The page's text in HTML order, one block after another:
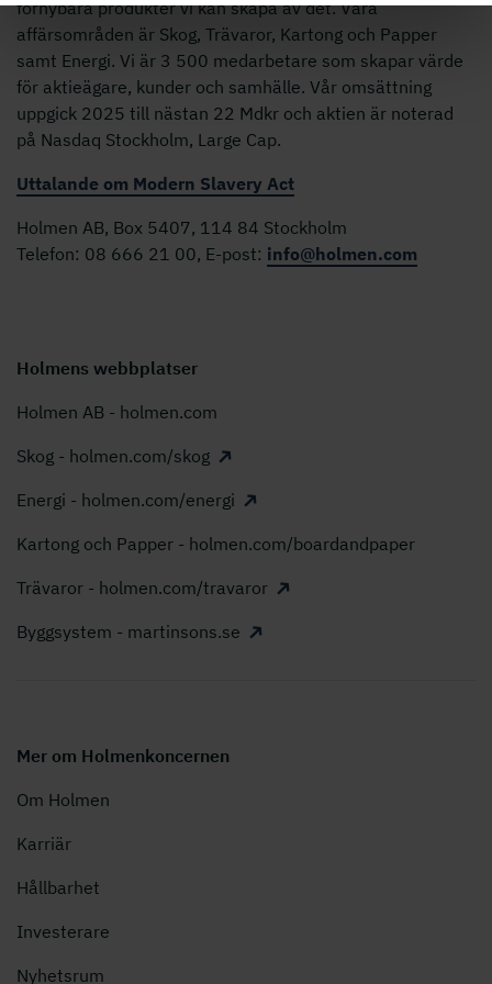
förnybara produkter vi kan skapa av det. Våra
affärsområden är Skog, Trävaror, Kartong och Papper
samt Energi. Vi är 3 500 medarbetare som skapar värde
för aktieägare, kunder och samhälle. Vår omsättning
uppgick 2025 till nästan 22 Mdkr och aktien är noterad
på Nasdaq Stockholm, Large Cap.
Uttalande om Modern Slavery Act
Holmen AB, Box 5407, 114 84 Stockholm
Telefon: 08 666 21 00, E-post: info@holmen.com
Holmens webbplatser
Holmen AB - holmen.com
Skog - holmen.com/skog
Energi - holmen.com/energi
Kartong och Papper - holmen.com/boardandpaper
Trävaror - holmen.com/travaror
Byggsystem - martinsons.se
Mer om Holmenkoncernen
Om Holmen
Karriär
Hållbarhet
Investerare
Nyhetsrum